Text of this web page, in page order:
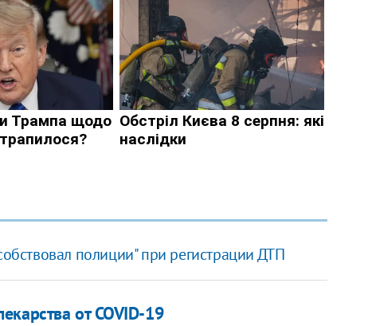
полиции" при регистрации ДТП
от COVID-19